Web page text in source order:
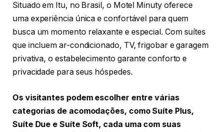
Situado em Itu, no Brasil, o Motel Minuty oferece
uma experiência única e confortável para quem
busca um momento relaxante e especial. Com suítes
que incluem ar-condicionado, TV, frigobar e garagem
privativa, o estabelecimento garante conforto e
privacidade para seus hóspedes.
Os visitantes podem escolher entre várias
categorias de acomodações, como Suíte Plus,
Suíte Due e Suíte Soft, cada uma com suas